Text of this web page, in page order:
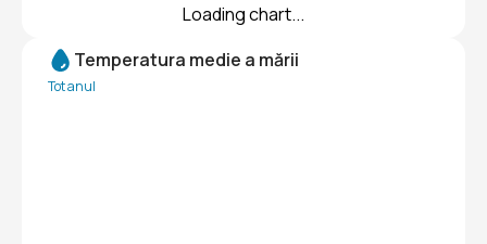
Loading chart...
Temperatura medie a mării
Tot anul